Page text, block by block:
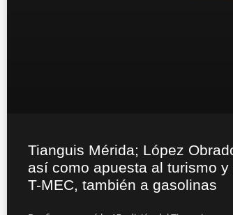
Tianguis Mérida; López
así como apuesta al turismo y
T-MEC, también a gasolinas